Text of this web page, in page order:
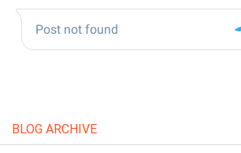
BLOG ARCHIVE